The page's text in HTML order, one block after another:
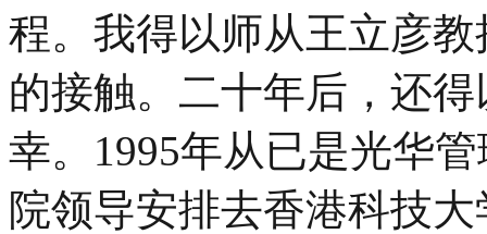
程。我得以师从王立彦
的接触。二十年后，还
幸。1995年从已是光华
院领导安排去香港科技